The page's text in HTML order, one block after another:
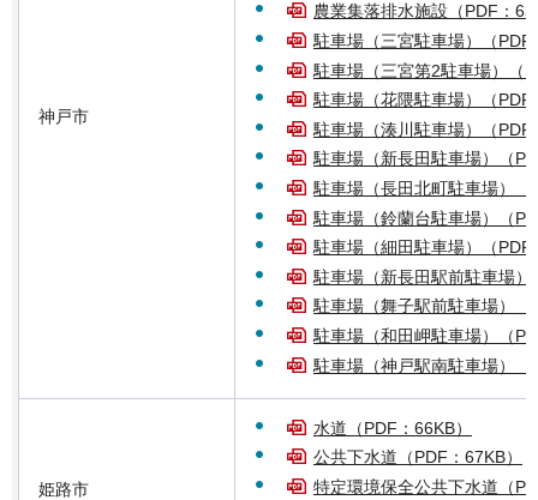
神戸市
農業集落排水施設（PDF：
駐車場（三宮駐車場）（PDF
駐車場（三宮第2駐車場）（
駐車場（花隈駐車場）（PDF
駐車場（湊川駐車場）（PDF
駐車場（新長田駐車場）（
駐車場（長田北町駐車場）（
駐車場（鈴蘭台駐車場）（
駐車場（細田駐車場）（PDF
駐車場（新長田駅前駐車場）
駐車場（舞子駅前駐車場）（
駐車場（和田岬駐車場）（
駐車場（神戸駅南駐車場）（
姫路市
水道（PDF：66KB）
公共下水道（PDF：67KB）
特定環境保全公共下水道（